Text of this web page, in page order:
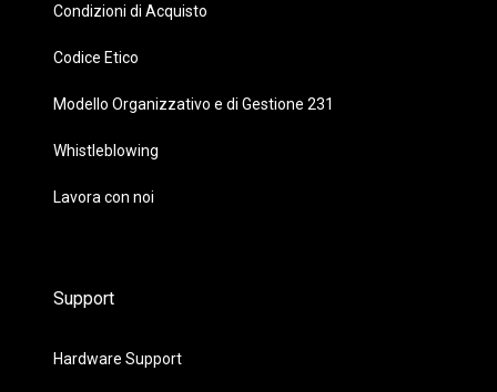
Condizioni di Acquisto
Codice Etico
Modello Organizzativo e di Gestione 231
Whistleblowing
Lavora con noi
Support
Hardware Support